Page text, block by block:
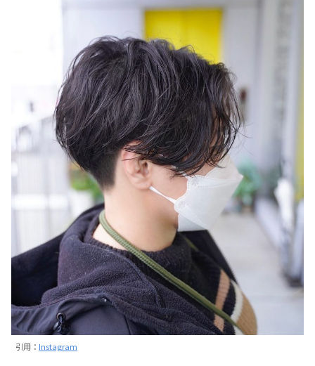
引用： Instagram